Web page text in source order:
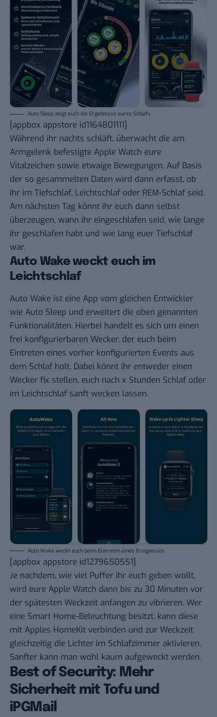
Auto Sleep zeigt euch die Ergebnisse eures Schlafs
[appbox appstore id1164801111]
Während ihr nachts schläft, überwacht die am
Armgelenk befestigte Apple Watch eure
Vitalzeichen sowie etwaige Bewegungen. Auf Basis
der so gesammelten Daten wird dann erfasst, ob
ihr im Tiefschlaf, Leichtschlaf oder REM-Schlaf seid.
Am nächsten Tag könnt ihr euch dann selbst
überzeugen, wann ihr eingeschlafen seid, wie lange
ihr geschlafen habt und wie lang euer Tiefschlaf
war.
Auto Wake weckt euch im
Leichtschlaf
Auto Wake ist eine App vom gleichen Entwickler
wie Auto Sleep und erweitert die oben genannten
Funktionalitäten. Hierbei handelt es sich um einen
frei konfigurierbaren Wecker, der euch beim
Eintreten eines vorher konfigurierten Events aus
dem Schlaf holt. Dabei könnt ihr entweder einen
Wecker fix stellen, euch nach x Stunden Schlaf oder
im Leichtschlaf sanft wecken lassen.
Auto Wake weckt euch beim Eintreten eines Ereignisses
[appbox appstore id1279650551]
Je nachdem, wie viel Puffer ihr euch geben wollt,
wird eure Apple Watch dann bis zu 30 Minuten vor
der spätesten Weckzeit anfangen zu vibrieren. Wer
eine Smart Home-Beleuchtung besitzt, kann diese
mit Apples HomeKit verbinden und zur Weckzeit
gleichzeitig die Lichter im Schlafzimmer aktivieren.
Sanfter kann man wohl kaum aufgeweckt werden.
Best of Security: Mehr
Sicherheit mit Tofu und
iPGMail